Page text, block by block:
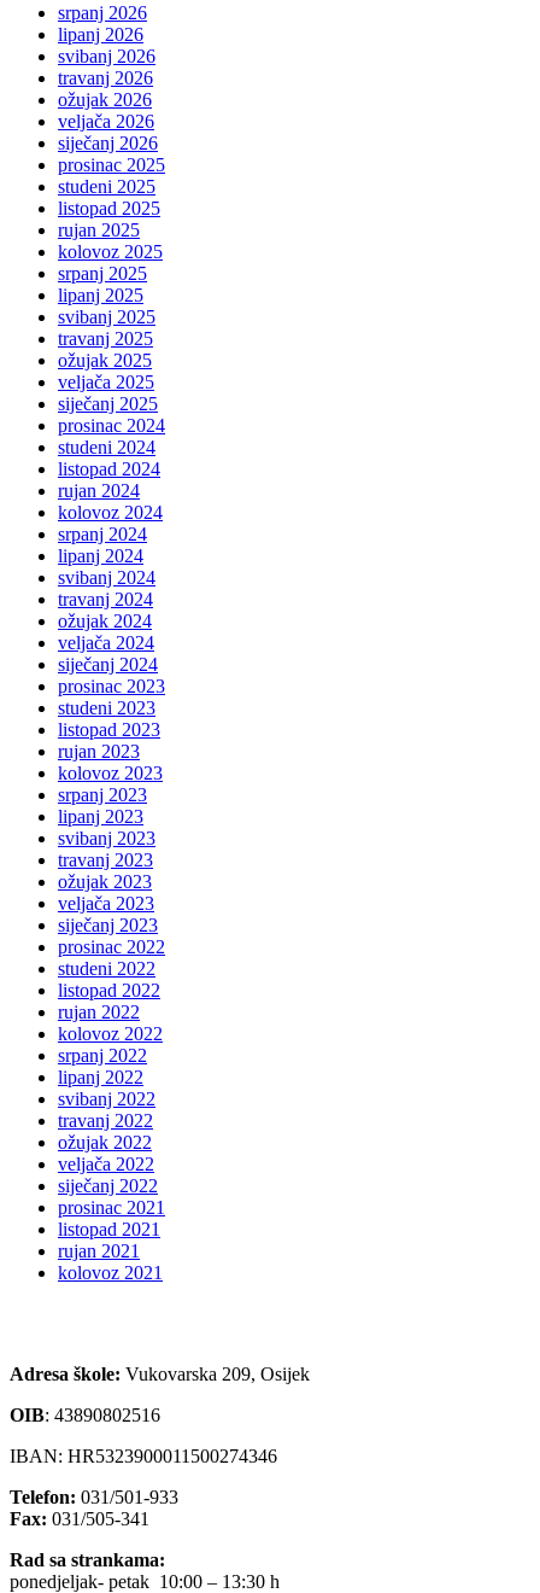
srpanj 2026
lipanj 2026
svibanj 2026
travanj 2026
ožujak 2026
veljača 2026
siječanj 2026
prosinac 2025
studeni 2025
listopad 2025
rujan 2025
kolovoz 2025
srpanj 2025
lipanj 2025
svibanj 2025
travanj 2025
ožujak 2025
veljača 2025
siječanj 2025
prosinac 2024
studeni 2024
listopad 2024
rujan 2024
kolovoz 2024
srpanj 2024
lipanj 2024
svibanj 2024
travanj 2024
ožujak 2024
veljača 2024
siječanj 2024
prosinac 2023
studeni 2023
listopad 2023
rujan 2023
kolovoz 2023
srpanj 2023
lipanj 2023
svibanj 2023
travanj 2023
ožujak 2023
veljača 2023
siječanj 2023
prosinac 2022
studeni 2022
listopad 2022
rujan 2022
kolovoz 2022
srpanj 2022
lipanj 2022
svibanj 2022
travanj 2022
ožujak 2022
veljača 2022
siječanj 2022
prosinac 2021
listopad 2021
rujan 2021
kolovoz 2021
Adresa škole: Vukovarska 209, Osijek
OIB: 43890802516
IBAN: HR5323900011500274346
Telefon: 031/501-933
Fax: 031/505-341
Rad sa strankama:
ponedjeljak- petak 10:00 – 13:30 h